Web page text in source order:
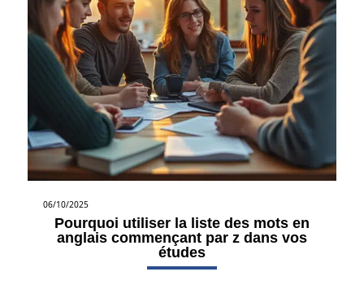
06/10/2025
Pourquoi utiliser la liste des mots en
anglais commençant par z dans vos
études